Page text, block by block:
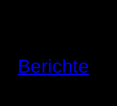
Berichte